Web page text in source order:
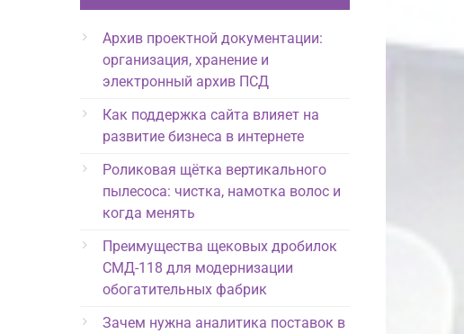
Архив проектной документации:
организация, хранение и
электронный архив ПСД
Как поддержка сайта влияет на
развитие бизнеса в интернете
Роликовая щётка вертикального
пылесоса: чистка, намотка волос и
когда менять
Преимущества щековых дробилок
СМД-118 для модернизации
обогатительных фабрик
Зачем нужна аналитика поставок в